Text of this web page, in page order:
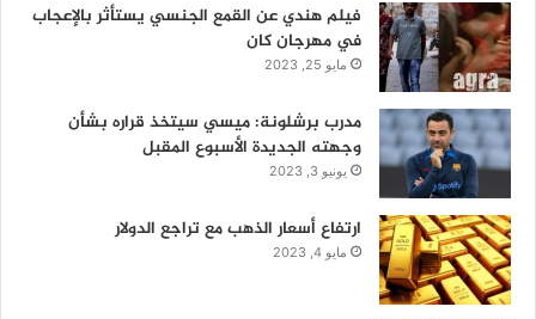
فيلم هندي عن القمع الجنسي يستأثر بالإعجاب
في مهرجان كان
مايو 25, 2023
مدرب برشلونة: ميسي سيتخذ قراره بشأن
وجهته الجديدة الأسبوع المقبل
يونيو 3, 2023
ارتفاع أسعار الذهب مع تراجع الدولار
مايو 4, 2023